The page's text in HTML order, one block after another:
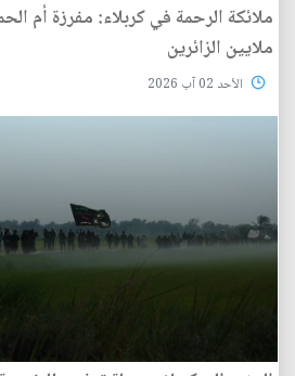
ملائكة الرحمة في كربلاء: مفرزة أم
ملايين الزائرين
الأحد 02 آب 2026